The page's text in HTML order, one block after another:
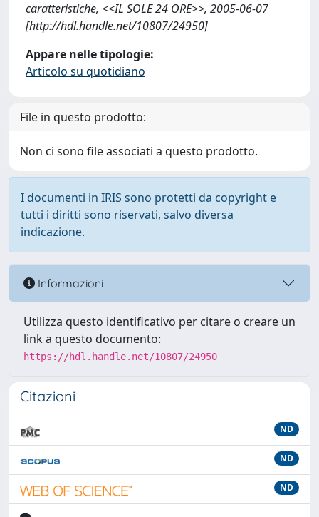
caratteristiche, <<IL SOLE 24 ORE>>, 2005-06-07
[http://hdl.handle.net/10807/24950]
Appare nelle tipologie:
Articolo su quotidiano
File in questo prodotto:
Non ci sono file associati a questo prodotto.
I documenti in IRIS sono protetti da copyright e
tutti i diritti sono riservati, salvo diversa
indicazione.
Informazioni
Utilizza questo identificativo per citare o creare un
link a questo documento:
https://hdl.handle.net/10807/24950
Citazioni
ND
ND
ND